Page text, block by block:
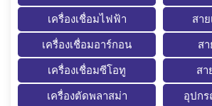
เครื่องเชื่อมไฟฟ้า
เครื่องเชื่อมอาร์กอน
เครื่องเชื่อมซีโอทู
เครื่องตัดพลาสม่า
สา
ส
สา
อุปก